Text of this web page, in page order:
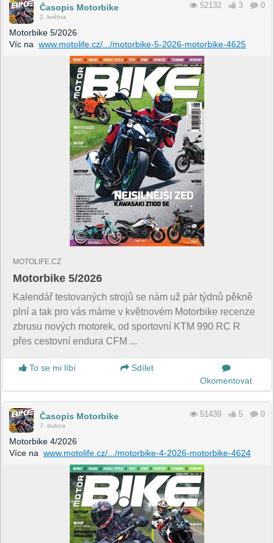
Časopis Motorbike
2. května
52132 3 0
Motorbike 5/2026
Víc na www.motolife.cz/.../motorbike-5-2026-motorbike-4625
MOTOLIFE.CZ
Motorbike 5/2026
Kalendář testovaných strojů se nám už pár týdnů pěkně
plní a tak pro vás máme v květnovém Motorbike recenze
zbrusu nových motorek, od sportovní KTM 990 RC R
přes cestovní endura CFM ...
To se mi líbí
Sdílet
Okomentovat
Časopis Motorbike
7. dubna
51439 5 0
Motorbike 4/2026
Více na www.motolife.cz/.../motorbike-4-2026-motorbike-4624